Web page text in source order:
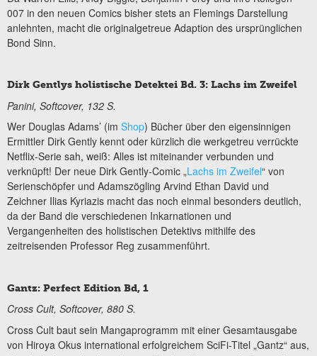
007 in den neuen Comics bisher stets an Flemings Darstellung
anlehnten, macht die originalgetreue Adaption des ursprünglichen
Bond Sinn.
Dirk Gentlys holistische Detektei Bd. 3: Lachs im Zweifel
Panini, Softcover, 132 S.
Wer Douglas Adams’ (im Shop) Bücher über den eigensinnigen
Ermittler Dirk Gently kennt oder kürzlich die werkgetreu verrückte
Netflix-Serie sah, weiß: Alles ist miteinander verbunden und
verknüpft! Der neue Dirk Gently-Comic „Lachs im Zweifel“ von
Serienschöpfer und Adamszögling Arvind Ethan David und
Zeichner Ilias Kyriazis macht das noch einmal besonders deutlich,
da der Band die verschiedenen Inkarnationen und
Vergangenheiten des holistischen Detektivs mithilfe des
zeitreisenden Professor Reg zusammenführt.
Gantz: Perfect Edition Bd, 1
Cross Cult, Softcover, 880 S.
Cross Cult baut sein Mangaprogramm mit einer Gesamtausgabe
von Hiroya Okus international erfolgreichem SciFi-Titel „Gantz“ aus,